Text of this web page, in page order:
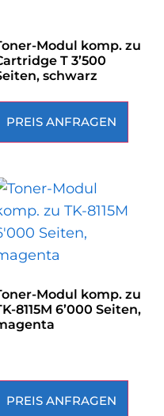
Modul komp. zu
T 3’500
schwarz
PREIS ANFRAGEN
Modul komp. zu
8115M 6’000 Seiten,
PREIS ANFRAGEN